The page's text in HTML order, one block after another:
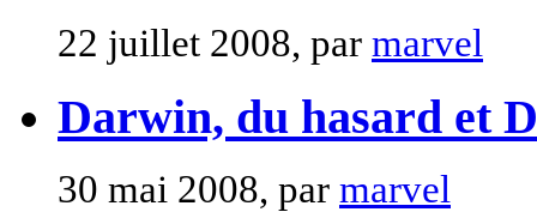
22 juillet 2008, par marvel
Darwin, du hasard et
30 mai 2008, par marvel